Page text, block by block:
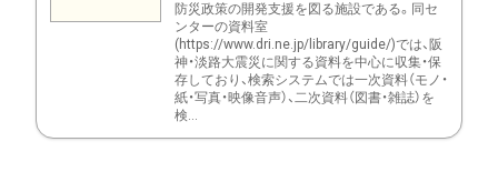
防災政策の開発支援を図る施設である。同セ
ンターの資料室
(https://www.dri.ne.jp/library/guide/)では、阪
神・淡路大震災に関する資料を中心に収集・保
存しており、検索システムでは一次資料（モノ・
紙・写真・映像音声）、二次資料（図書・雑誌）を
検...